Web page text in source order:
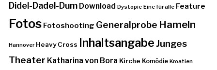
Didel-Dadel-Dum Download Dystopie Eine für alle Feature
Fotos Fotoshooting Generalprobe Hameln
Hannover Heavy Cross InhaltsangabeJunges
Theater Katharina von Bora Kirche Komödie Kroatien